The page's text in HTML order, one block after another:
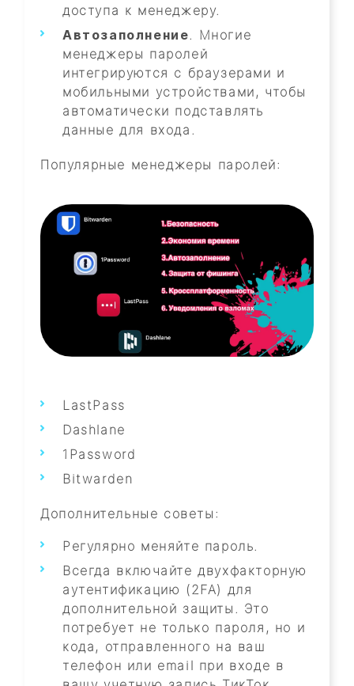
доступа к менеджеру.
Автозаполнение. Многие
менеджеры паролей
интегрируются с браузерами и
мобильными устройствами, чтобы
автоматически подставлять
данные для входа.
Популярные менеджеры паролей:
LastPass
Dashlane
1Password
Bitwarden
Дополнительные советы:
Регулярно меняйте пароль.
Всегда включайте двухфакторную
аутентификацию (2FA) для
дополнительной защиты. Это
потребует не только пароля, но и
кода, отправленного на ваш
телефон или email при входе в